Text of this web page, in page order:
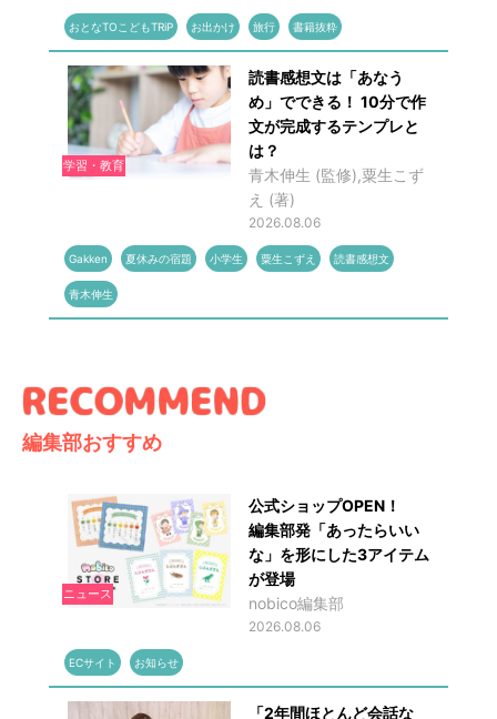
おとなTOこどもTRiP お出かけ 旅行 書籍抜粋
学習・教育
読書感想文は「あなう
め」でできる！ 10分で作
文が完成するテンプレと
は？
青木伸生 (監修),粟生こず
え (著)
2026.08.06
Gakken 夏休みの宿題 小学生 粟生こずえ 読書感想文
青木伸生
編集部おすすめ
ニュース
公式ショップOPEN！
編集部発「あったらいい
な」を形にした3アイテム
が登場
nobico編集部
2026.08.06
ECサイト お知らせ
「2年間ほとんど会話な